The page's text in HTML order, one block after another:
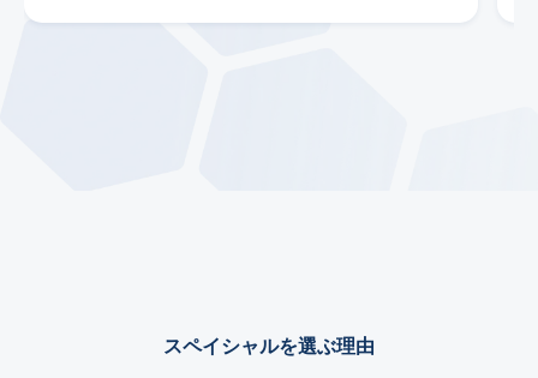
スペイシャルを選ぶ理由